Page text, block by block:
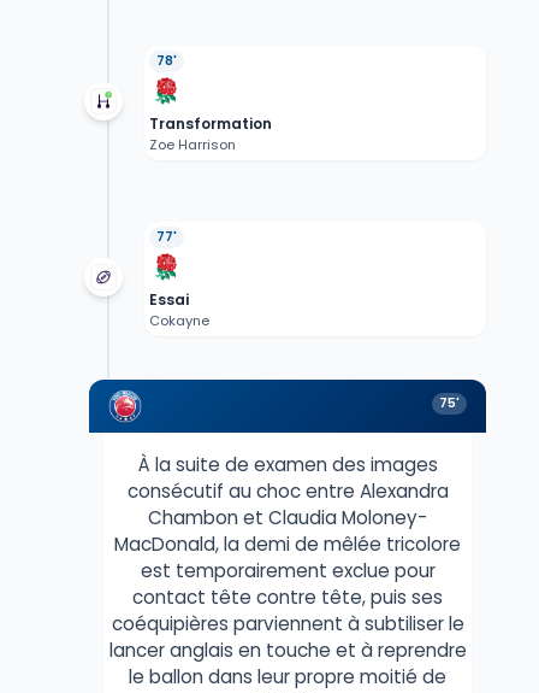
78'
Transformation
Zoe Harrison
77'
Essai
Cokayne
75'
À la suite de examen des images
consécutif au choc entre Alexandra
Chambon et Claudia Moloney-
MacDonald, la demi de mêlée tricolore
est temporairement exclue pour
contact tête contre tête, puis ses
coéquipières parviennent à subtiliser le
lancer anglais en touche et à reprendre
le ballon dans leur propre moitié de